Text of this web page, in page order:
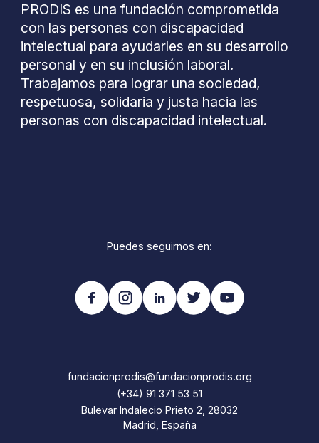
PRODIS es una fundación comprometida
con las personas con discapacidad
intelectual para ayudarles en su desarrollo
personal y en su inclusión laboral.
Trabajamos para lograr una sociedad,
respetuosa, solidaria y justa hacia las
personas con discapacidad intelectual.
Puedes seguirnos en:
fundacionprodis@fundacionprodis.org
(+34) 91 371 53 51
Bulevar Indalecio Prieto 2, 28032
Madrid, España